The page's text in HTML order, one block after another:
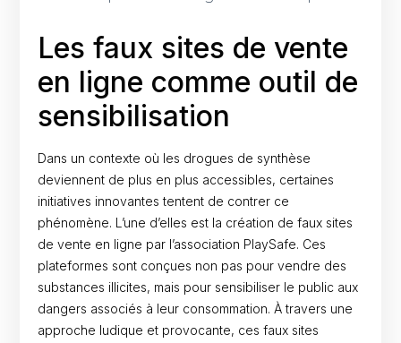
Les faux sites de vente
en ligne comme outil de
sensibilisation
Dans un contexte où les drogues de synthèse
deviennent de plus en plus accessibles, certaines
initiatives innovantes tentent de contrer ce
phénomène. L’une d’elles est la création de faux sites
de vente en ligne par l’association PlaySafe. Ces
plateformes sont conçues non pas pour vendre des
substances illicites, mais pour sensibiliser le public aux
dangers associés à leur consommation. À travers une
approche ludique et provocante, ces faux sites